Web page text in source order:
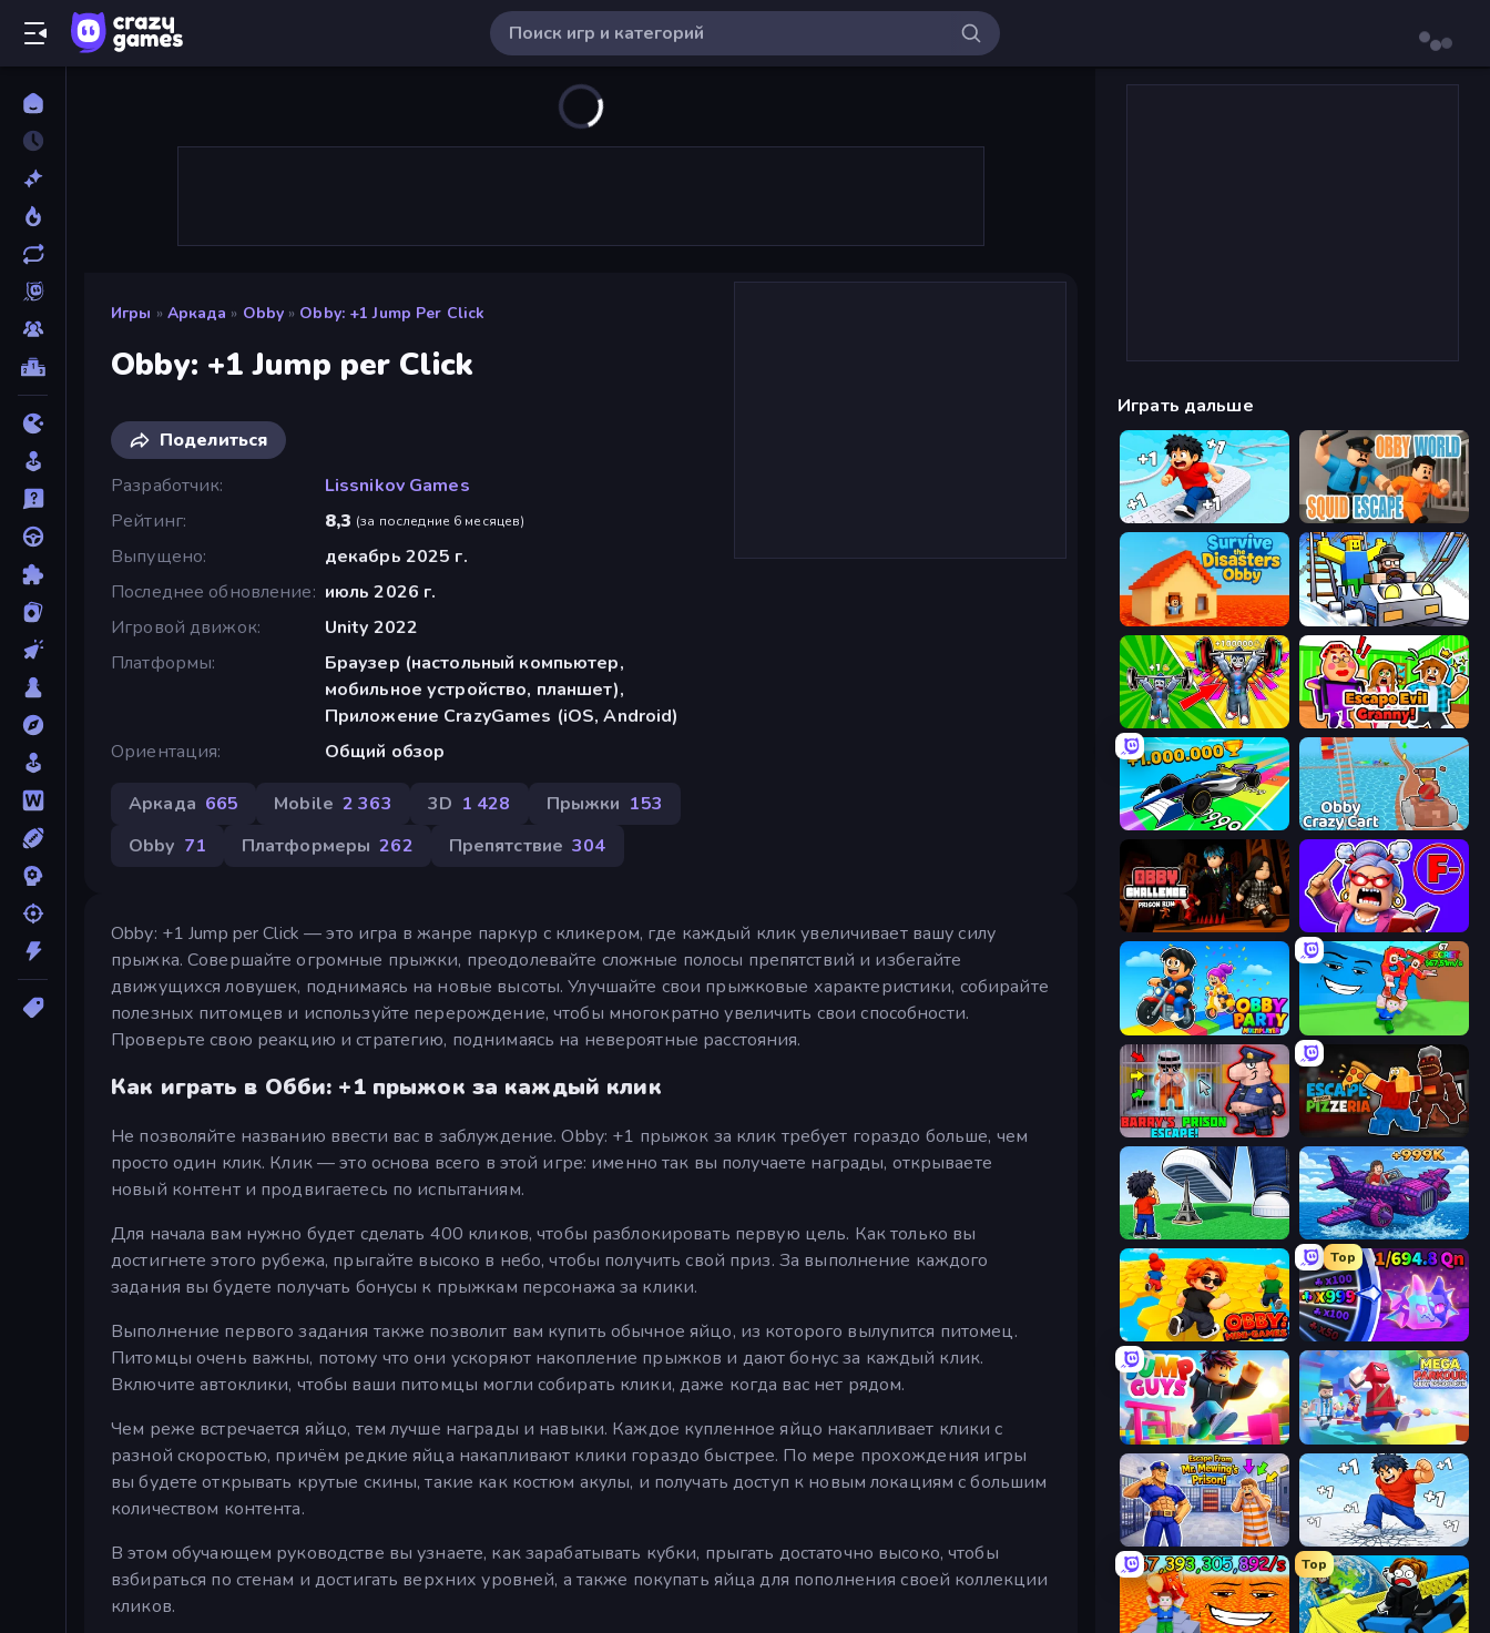
Игры » Аркада » Obby » Obby: +1 Jump Per Click
Obby: +1 Jump per Click
Поделиться
Разработчик
Lissnikov Games
Рейтинг
8,3 (за последние 6 месяцев)
Выпущено
декабрь 2025 г.
Последнее обновление
июль 2026 г.
Игровой движок
Unity 2022
Платформы
Браузер (настольный компьютер,
мобильное устройство, планшет),
Приложение CrazyGames (iOS, Android)
Ориентация
Общий обзор
Аркада 665 Mobile 2 363 3D 1 428 Прыжки 153
Obby 71 Платформеры 262 Препятствие 304
Obby: +1 Jump per Click — это игра в жанре паркур с кликером, где каждый клик увеличивает вашу силу
прыжка. Совершайте огромные прыжки, преодолевайте сложные полосы препятствий и избегайте
движущихся ловушек, поднимаясь на новые высоты. Улучшайте свои прыжковые характеристики, собирайте
полезных питомцев и используйте перерождение, чтобы многократно увеличить свои способности.
Проверьте свою реакцию и стратегию, поднимаясь на невероятные расстояния.
Как играть в Обби: +1 прыжок за каждый клик
Не позволяйте названию ввести вас в заблуждение. Obby: +1 прыжок за клик требует гораздо больше, чем
просто один клик. Клик — это основа всего в этой игре: именно так вы получаете награды, открываете
новый контент и продвигаетесь по испытаниям.
Для начала вам нужно будет сделать 400 кликов, чтобы разблокировать первую цель. Как только вы
достигнете этого рубежа, прыгайте высоко в небо, чтобы получить свой приз. За выполнение каждого
задания вы будете получать бонусы к прыжкам персонажа за клики.
Выполнение первого задания также позволит вам купить обычное яйцо, из которого вылупится питомец.
Питомцы очень важны, потому что они ускоряют накопление прыжков и дают бонус за каждый клик.
Включите автоклики, чтобы ваши питомцы могли собирать клики, даже когда вас нет рядом.
Чем реже встречается яйцо, тем лучше награды и навыки. Каждое купленное яйцо накапливает клики с
разной скоростью, причём редкие яйца накапливают клики гораздо быстрее. По мере прохождения игры
вы будете открывать крутые скины, такие как костюм акулы, и получать доступ к новым локациям с большим
количеством контента.
В этом обучающем руководстве вы узнаете, как зарабатывать кубки, прыгать достаточно высоко, чтобы
взбираться по стенам и достигать верхних уровней, а также покупать яйца для пополнения своей коллекции
кликов.
Играть дальше
Speed per Click: Obby
Survive the Disasters: Obby Obby: Ride Carts
Obby: Gym Simulator, Escape Escape Evil Granny!
Obby Car Challenge: Drive Obby: Crazy Cart
Obby Challenge: Prison Run
Obby Party Multiplayer
Barry's Prison Escape! Escape From Pizzeria
Obby: Click and Grow Obby Plane Power Challenge: Fly
Obby: Mini-Games
Top
Meeland.io
Jump Guys Mega Parkour: Obby Escape Run
Escape From Mr.Meawing's Prison! Break a Skyscraper
Top